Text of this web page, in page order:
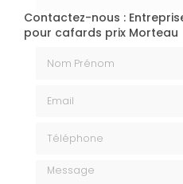
Contactez-nous :
pour cafards prix Morteau
Message